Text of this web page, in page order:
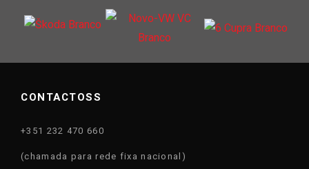
CONTACTOSS
+351 232 470 660
(chamada para rede fixa nacional)